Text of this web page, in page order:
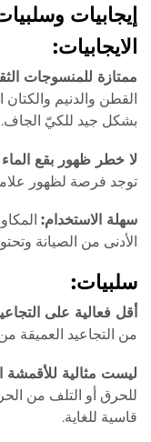
إيجابيات
الايجابيات:
ممتازة للمنسوجات
القطن والدنيم
بشكل جيد للكيّ الجاف.
لا خطر ظهور بقع الماء
توجد فرصة لظهور
سهلة الاستخدام:
الأدنى من الصيانة
سلبيات:
أقل فعالية على
من التجاعيد العميقة
ليست مثالية للأقمشة
للحرق أو التلف من
قاسية للغاية.